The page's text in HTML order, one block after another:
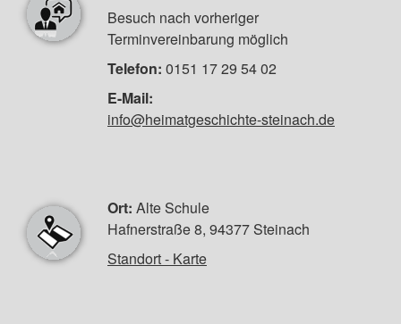
Besuch nach vorheriger
Terminvereinbarung möglich
Telefon: 0151 17 29 54 02
E-Mail:
info@heimatgeschichte-steinach.de
Ort: Alte Schule
Hafnerstraße 8, 94377 Steinach
Standort - Karte